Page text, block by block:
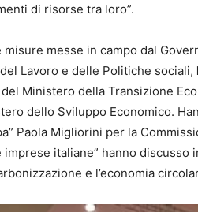
di risorse tra loro”.
messe in campo dal
Lavoro e delle Politiche sociali,
Ministero della Transizione
dello Sviluppo Economico.
Paola Migliorini per la
imprese italiane” hanno
e l’economia